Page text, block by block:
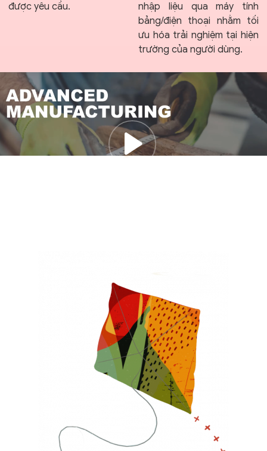
được yêu cầu.
nhập liệu qua máy tính
bảng/điện thoại nhằm tối
ưu hóa trải nghiệm tại hiện
trường của người dùng.